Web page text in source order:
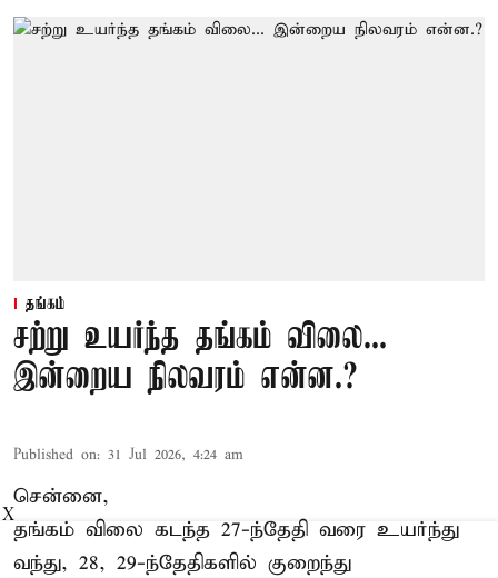
தங்கம்
சற்று உயர்ந்த தங்கம் விலை...
இன்றைய நிலவரம் என்ன.?
Published on: 31 Jul 2026, 4:24 am
சென்னை,
தங்கம் விலை கடந்த 27-ந்தேதி வரை உயர்ந்து
வந்து, 28, 29-ந்தேதிகளில் குறைந்து
X